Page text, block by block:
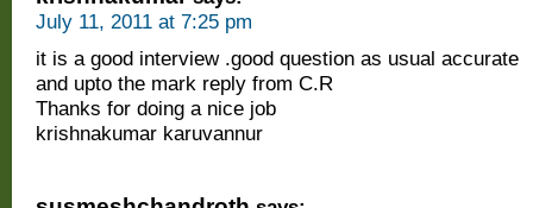
July 11, 2011 at 7:25 pm
it is a good interview .good question as usual accurate
and upto the mark reply from C.R
Thanks for doing a nice job
krishnakumar karuvannur